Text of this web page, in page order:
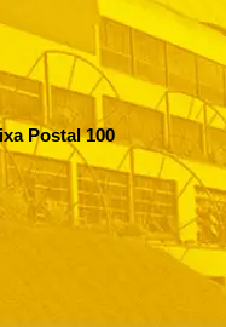
Postal 100